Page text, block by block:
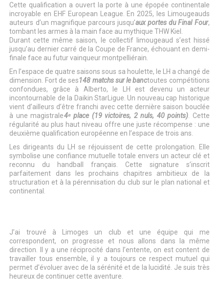
Cette qualification a ouvert la porte à une épopée continentale
incroyable en EHF European League. En 2025, les Limougeauds
auteurs d’un magnifique parcours jusqu’aux portes du Final Four,
tombant les armes à la main face au mythique THW Kiel.
Durant cette même saison, le collectif limougeaud s’est hissé
jusqu’au dernier carré de la Coupe de France, échouant en demi-
finale face au futur vainqueur montpelliérain.
En l’espace de quatre saisons sous sa houlette, le LH a changé de
dimension. Fort de ses148 matchs sur le banctoutes compétitions
confondues, grâce à Alberto, le LH est devenu un acteur
incontournable de la Daikin StarLigue. Un nouveau cap historique
vient d’ailleurs d’être franchi avec cette dernière saison bouclée
à une magistrale4ᵉ place (19 victoires, 2 nuls, 40 points) . Cette
régularité au plus haut niveau offre une juste récompense : une
deuxième qualification européenne en l’espace de trois ans.
Les dirigeants du LH se réjouissent de cette prolongation. Elle
symbolise une confiance mutuelle totale envers un acteur clé et
reconnu du handball français. Cette signature s’inscrit
parfaitement dans les prochains chapitres ambitieux de la
structuration et à la pérennisation du club sur le plan national et
continental.
J’ai trouvé à Limoges un club et une équipe qui me
correspondent, on progresse et nous allons dans la même
direction. Il y a une réciprocité dans l’entente, on est content de
travailler tous ensemble, il y a toujours ce respect mutuel qui
permet d’évoluer avec de la sérénité et de la lucidité. Je suis très
heureux de continuer cette aventure.